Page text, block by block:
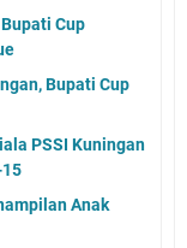
Cup
Bupati Cup
PSSI Kuningan
Anak